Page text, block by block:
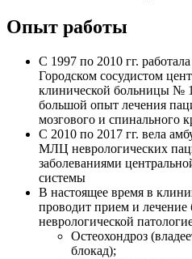
Опыт работы
С 1997 по 2010 гг.
Городском сосудистом
клинической больницы №
большой опыт лечения
мозгового и спинального
С 2010 по 2017 гг. вела
МЛЦ неврологических
заболеваниями
системы
В настоящее время в
проводит прием и лечение
неврологической
Остеохондроз
блокад);